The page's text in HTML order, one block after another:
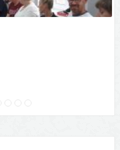
- Zebranie wiejskie - Ostrowo,
następne - Zebranie wiejskie - Orłowo,
następne - Zebranie wiejskie -
następne - XVI Sesja Rady